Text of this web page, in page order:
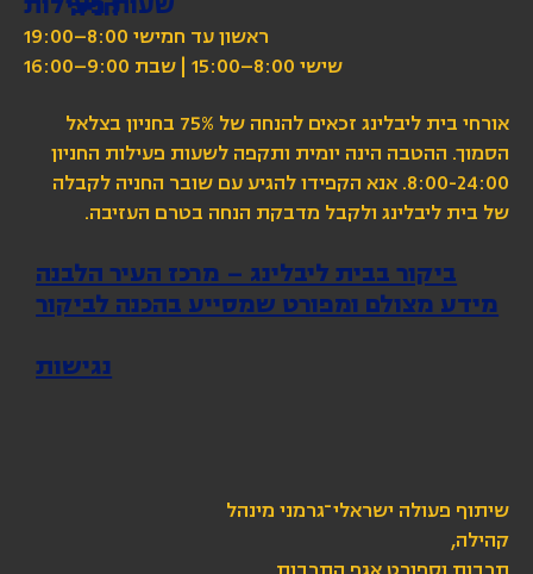
ראשון עד חמישי 8:00–19:00
שישי 8:00–15:00 | שבת 9:00–16:00
אורחי בית ליבלינג זכאים להנחה של 75% בחניון בצלאל
הסמוך. ההטבה הינה יומית ותקפה לשעות פעילות החניון
8:00-24:00. אנא הקפידו להגיע עם שובר החניה לקבלה
של בית ליבלינג ולקבל מדבקת הנחה בטרם העזיבה.
שיתוף פעולה ישראלי־גרמני מינהל
קהילה,
ביקור בבית ליבלינג – מרכז העיר הלבנה
מידע מצולם ומפורט שמסייע בהכנה לביקור
נגישות
חניה